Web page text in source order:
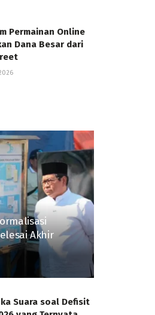
Permainan Online
Dana Besar dari
Akhir
Suara soal Defisit